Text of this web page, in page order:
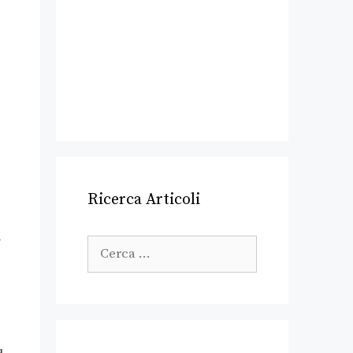
Ricerca Articoli